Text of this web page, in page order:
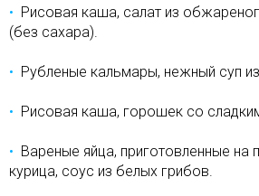
Рисовая каша, салат из
(без сахара).
Рубленые кальмары, нежный суп
Рисовая каша, горошек со
Вареные яйца, приготовленные на
курица, соус из белых грибов.